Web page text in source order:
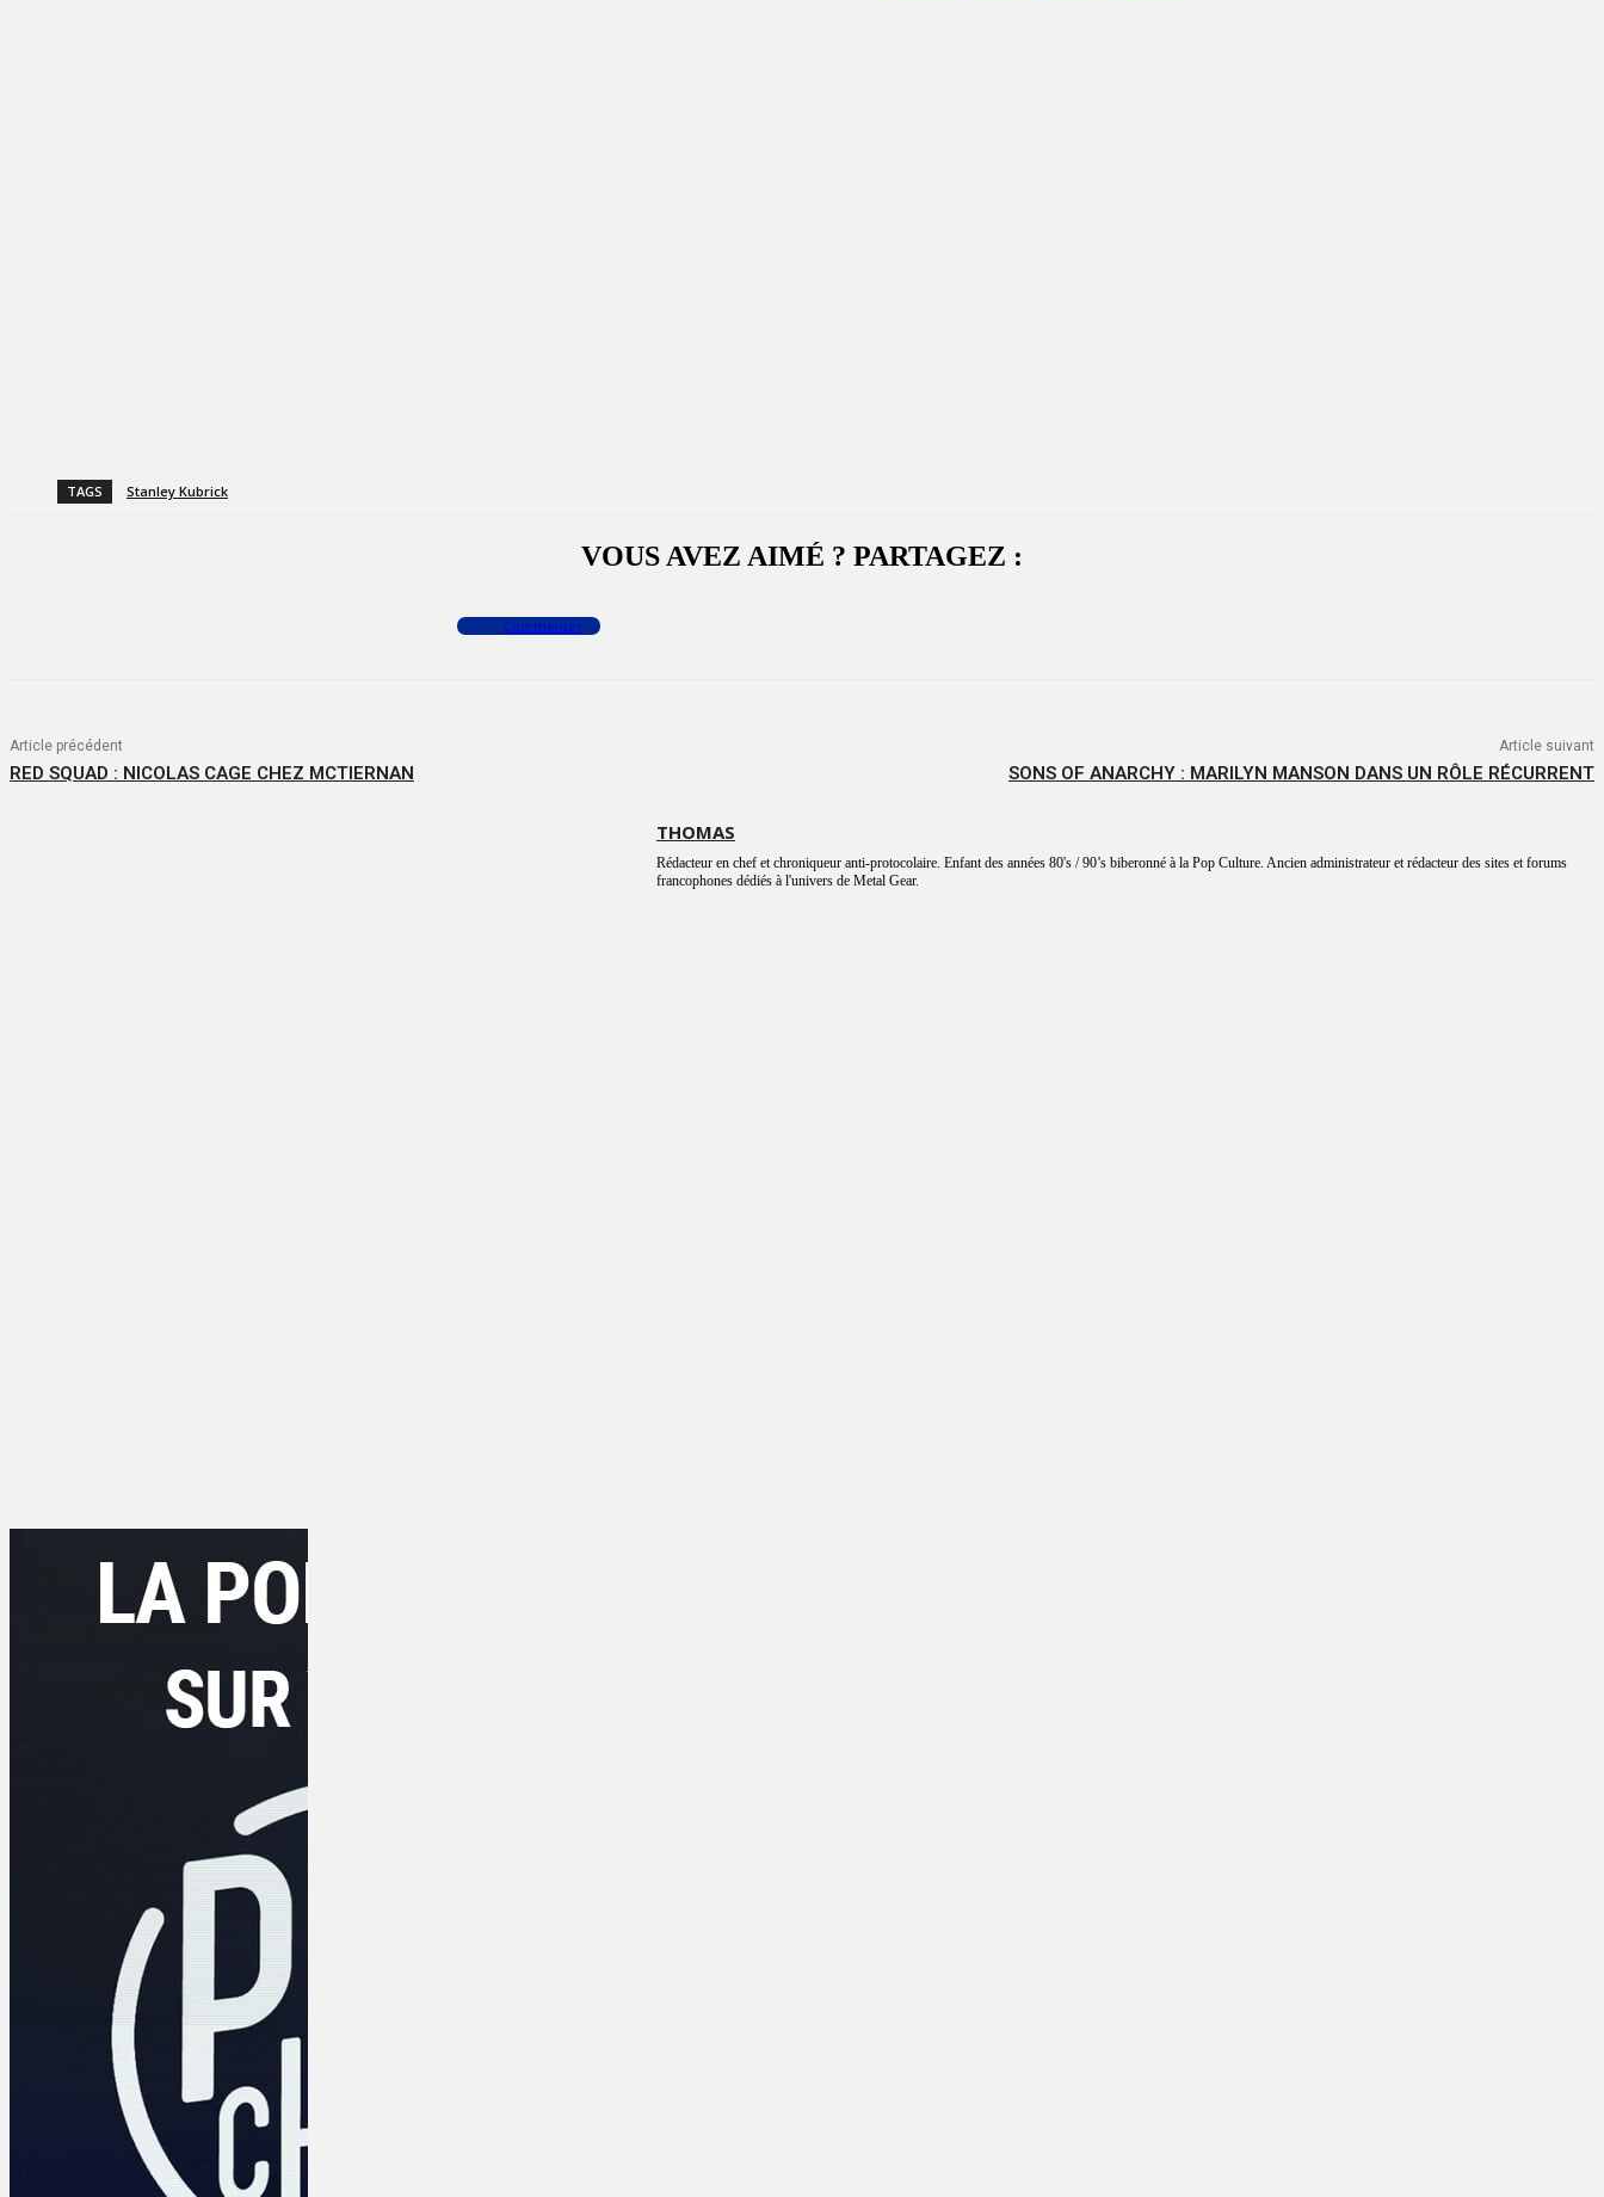
TAGS Stanley Kubrick
VOUS AVEZ AIMÉ ? PARTAGEZ :
Commenter
Article précédent
RED SQUAD : NICOLAS CAGE CHEZ MCTIERNAN
Article suivant
SONS OF ANARCHY : MARILYN MANSON DANS UN RÔLE RÉCURRENT
THOMAS
Rédacteur en chef et chroniqueur anti-protocolaire. Enfant des années 80's / 90’s biberonné à la Pop Culture. Ancien administrateur et rédacteur des sites et forums
francophones dédiés à l'univers de Metal Gear.